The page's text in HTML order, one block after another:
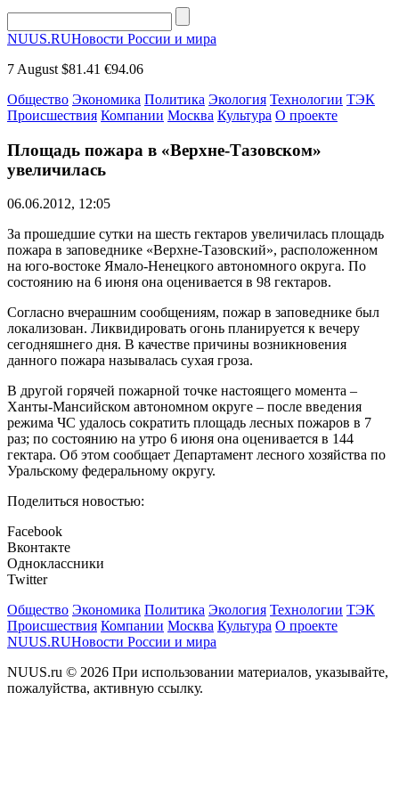
NUUS.RUНовости России и мира
7 August $81.41 €94.06
Общество Экономика Политика Экология Технологии ТЭК
Происшествия Компании Москва Культура О проекте
Площадь пожара в «Верхне-Тазовском»
увеличилась
06.06.2012, 12:05
За прошедшие сутки на шесть гектаров увеличилась площадь
пожара в заповеднике «Верхне-Тазовский», расположенном
на юго-востоке Ямало-Ненецкого автономного округа. По
состоянию на 6 июня она оценивается в 98 гектаров.
Согласно вчерашним сообщениям, пожар в заповеднике был
локализован. Ликвидировать огонь планируется к вечеру
сегодняшнего дня. В качестве причины возникновения
данного пожара называлась сухая гроза.
В другой горячей пожарной точке настоящего момента –
Ханты-Мансийском автономном округе – после введения
режима ЧС удалось сократить площадь лесных пожаров в 7
раз; по состоянию на утро 6 июня она оценивается в 144
гектара. Об этом сообщает Департамент лесного хозяйства по
Уральскому федеральному округу.
Поделиться новостью:
Facebook
Вконтакте
Одноклассники
Twitter
Общество Экономика Политика Экология Технологии ТЭК
Происшествия Компании Москва Культура О проекте
NUUS.RUНовости России и мира
NUUS.ru © 2026 При использовании материалов, указывайте,
пожалуйства, активную ссылку.